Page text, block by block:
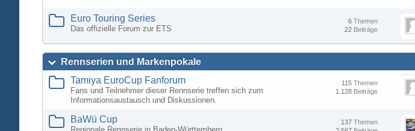
Euro Touring Series
Das offizielle Forum zur ETS
Themen
6
Beiträge
22
Rennserien und Markenpokale
Tamiya EuroCup Fanforum
Fans und Teilnehmer dieser Rennserie treffen sich zum
Informationsaustausch und Diskussionen.
Themen
115
Beiträge
1.128
BaWü Cup Themen
137